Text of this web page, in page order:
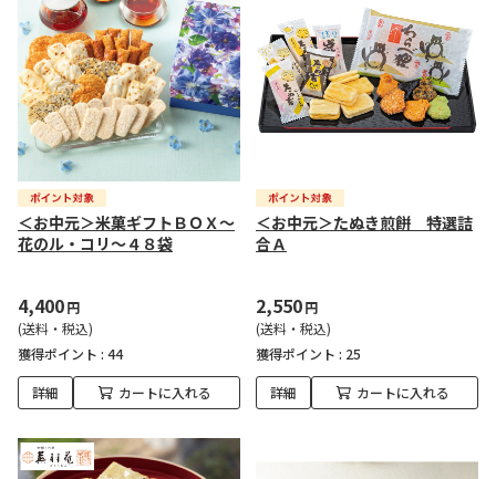
＜お中元＞米菓ギフトＢＯＸ～
花のル・コリ～４８袋
4,400円
(送料・税込)
獲得ポイント : 44
詳細 カートに入れる
＜お中元＞たぬき煎餅 特選詰
合Ａ
2,550円
(送料・税込)
獲得ポイント : 25
詳細 カートに入れる